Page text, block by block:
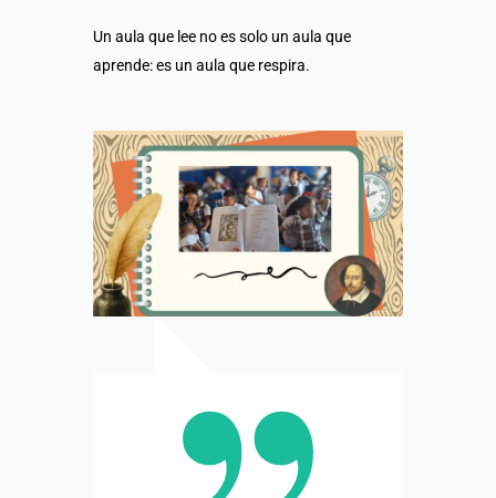
Un aula que lee no es solo un aula que
aprende: es un aula que respira.